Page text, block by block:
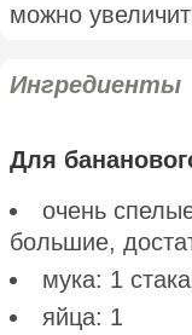
можно
Ингредиенты
Для
очень
большие,
мука: 1
яйца: 1